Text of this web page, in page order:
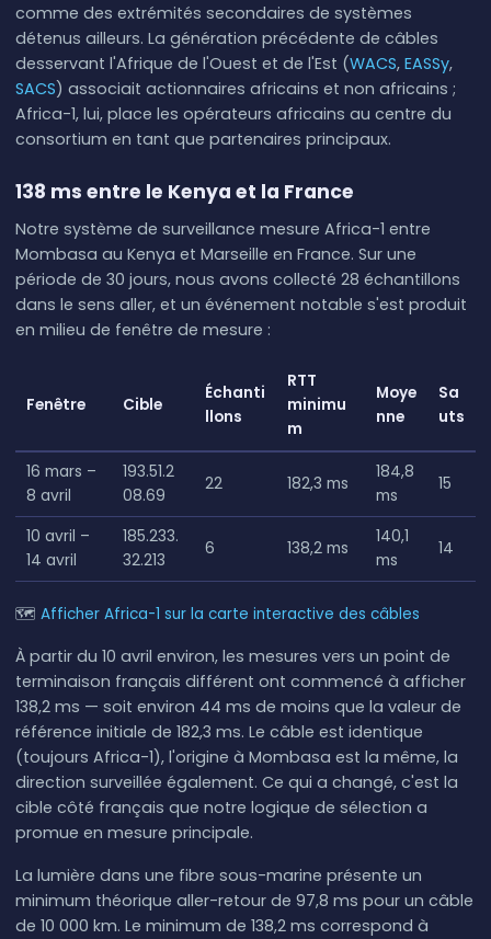
comme des extrémités secondaires de systèmes
détenus ailleurs. La génération précédente de câbles
desservant l'Afrique de l'Ouest et de l'Est (WACS, EASSy,
SACS) associait actionnaires africains et non africains ;
Africa-1, lui, place les opérateurs africains au centre du
consortium en tant que partenaires principaux.
138 ms entre le Kenya et la France
Notre système de surveillance mesure Africa-1 entre
Mombasa au Kenya et Marseille en France. Sur une
période de 30 jours, nous avons collecté 28 échantillons
dans le sens aller, et un événement notable s'est produit
en milieu de fenêtre de mesure :
Fenêtre Cible
Échanti
llons
RTT
minimu
m
Moye
nne
Sa
uts
16 mars –
8 avril
193.51.2
08.69
22 182,3 ms
184,8
ms
15
10 avril –
14 avril
185.233.
32.213
6 138,2 ms
140,1
ms
14
🗺 Afficher Africa-1 sur la carte interactive des câbles
À partir du 10 avril environ, les mesures vers un point de
terminaison français différent ont commencé à afficher
138,2 ms — soit environ 44 ms de moins que la valeur de
référence initiale de 182,3 ms. Le câble est identique
(toujours Africa-1), l'origine à Mombasa est la même, la
direction surveillée également. Ce qui a changé, c'est la
cible côté français que notre logique de sélection a
promue en mesure principale.
La lumière dans une fibre sous-marine présente un
minimum théorique aller-retour de 97,8 ms pour un câble
de 10 000 km. Le minimum de 138,2 ms correspond à